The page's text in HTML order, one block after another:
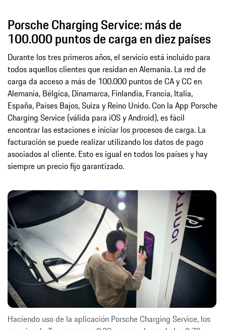
Porsche Charging Service: más de
100.000 puntos de carga en diez países
Durante los tres primeros años, el servicio está incluido para
todos aquellos clientes que residan en Alemania. La red de
carga da acceso a más de 100.000 puntos de CA y CC en
Alemania, Bélgica, Dinamarca, Finlandia, Francia, Italia,
España, Países Bajos, Suiza y Reino Unido. Con la App Porsche
Charging Service (válida para iOS y Android), es fácil
encontrar las estaciones e iniciar los procesos de carga. La
facturación se puede realizar utilizando los datos de pago
asociados al cliente. Esto es igual en todos los países y hay
siempre un precio fijo garantizado.
Haciendo uso de la aplicación Porsche Charging Service, los